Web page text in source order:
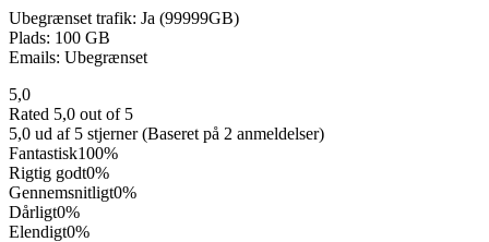
Ubegrænset trafik: Ja (99999GB)
Plads: 100 GB
Emails: Ubegrænset
5,0
Rated 5,0 out of 5
5,0 ud af 5 stjerner (Baseret på 2 anmeldelser)
Fantastisk100%
Rigtig godt0%
Gennemsnitligt0%
Dårligt0%
Elendigt0%